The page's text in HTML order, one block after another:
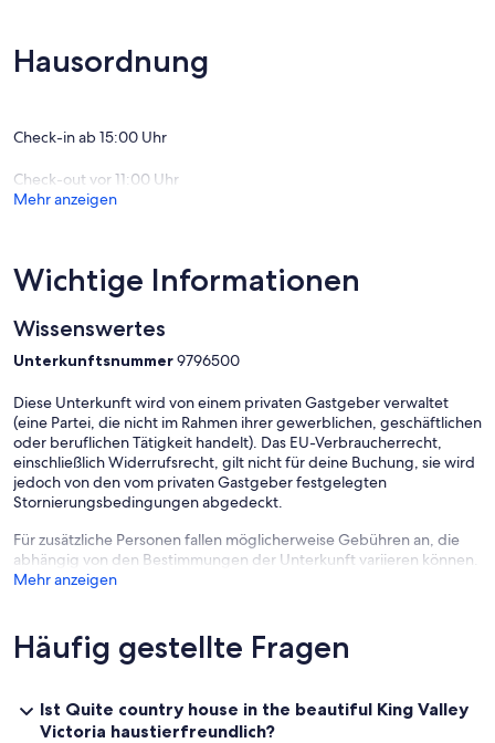
supplied. Located on a family farm in an isolated location, you have
the whole house and area to yourself
Hausordnung
Check-in ab 15:00 Uhr
Check-out vor 11:00 Uhr
Mehr anzeigen
Wichtige Informationen
Wissenswertes
Unterkunftsnummer9796500
Diese Unterkunft wird von einem privaten Gastgeber verwaltet
(eine Partei, die nicht im Rahmen ihrer gewerblichen, geschäftlichen
oder beruflichen Tätigkeit handelt). Das EU-Verbraucherrecht,
einschließlich Widerrufsrecht, gilt nicht für deine Buchung, sie wird
jedoch von den vom privaten Gastgeber festgelegten
Stornierungsbedingungen abgedeckt.
Für zusätzliche Personen fallen möglicherweise Gebühren an, die
abhängig von den Bestimmungen der Unterkunft variieren können.
Mehr anzeigen
Häufig gestellte Fragen
Ist Quite country house in the beautiful King Valley
Victoria haustierfreundlich?